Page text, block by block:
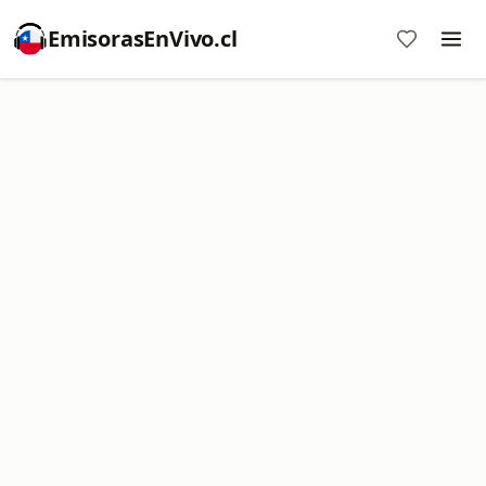
EmisorasEnVivo.cl